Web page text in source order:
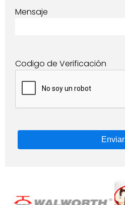
Mensaje
Codigo de Verificación
Enviar